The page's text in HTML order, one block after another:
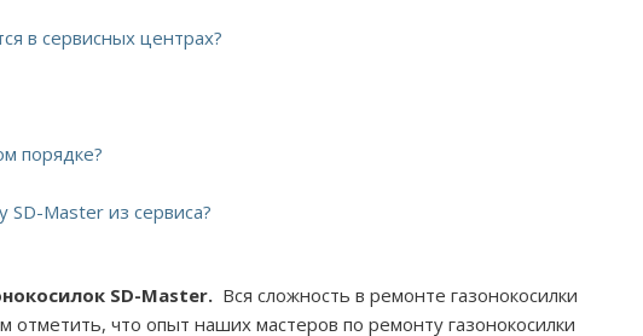
в сервисных центрах?
порядке?
SD-Master из сервиса?
SD-Master. Вся сложность в ремонте газонокосилки
отметить, что опыт наших мастеров по ремонту газонокосилки